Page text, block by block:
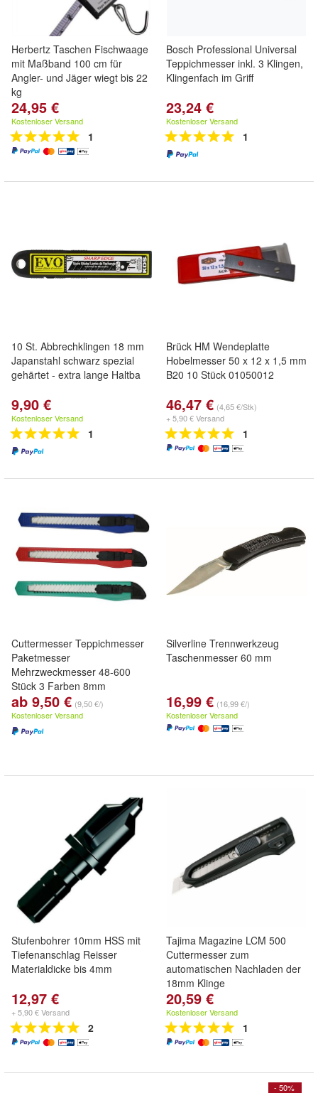
Herbertz Taschen Fischwaage
mit Maßband 100 cm für
Angler- und Jäger wiegt bis 22
kg
24,95 €
Kostenloser Versand
1
Bosch Professional Universal
Teppichmesser inkl. 3 Klingen,
Klingenfach im Griff
23,24 €
Kostenloser Versand
1
10 St. Abbrechklingen 18 mm
Japanstahl schwarz spezial
gehärtet - extra lange Haltba
9,90 €
Kostenloser Versand
1
Brück HM Wendeplatte
Hobelmesser 50 x 12 x 1,5 mm
B20 10 Stück 01050012
46,47 € (4,65 €/Stk)
+ 5,90 € Versand
1
Cuttermesser Teppichmesser
Paketmesser
Mehrzweckmesser 48-600
Stück 3 Farben 8mm
ab 9,50 € (9,50 €/)
Kostenloser Versand
Silverline Trennwerkzeug
Taschenmesser 60 mm
16,99 € (16,99 €/)
Kostenloser Versand
Stufenbohrer 10mm HSS mit
Tiefenanschlag Reisser
Materialdicke bis 4mm
12,97 €
+ 5,90 € Versand
2
Tajima Magazine LCM 500
Cuttermesser zum
automatischen Nachladen der
18mm Klinge
20,59 €
Kostenloser Versand
1
- 50%